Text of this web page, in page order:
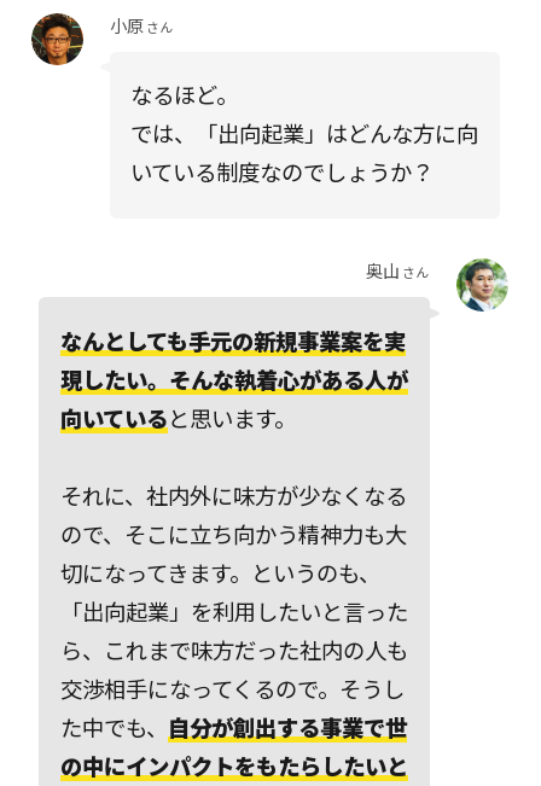
小原さん
なるほど。
では、「出向起業」はどんな方に向
いている制度なのでしょうか？
奥山 さん
なんとしても手元の新規事業案を実
現したい。そんな執着心がある人が
向いていると思います。
それに、社内外に味方が少なくなる
ので、そこに立ち向かう精神力も大
切になってきます。というのも、
「出向起業」を利用したいと言った
ら、これまで味方だった社内の人も
交渉相手になってくるので。そうし
た中でも、 自分が創出する事業で世
の中にインパクトをもたらしたいと